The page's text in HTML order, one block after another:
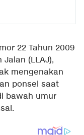
22 Tahun 2009
(LLAJ),
mengenakan
ponsel saat
bawah umur